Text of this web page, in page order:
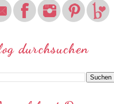
durchsuchen